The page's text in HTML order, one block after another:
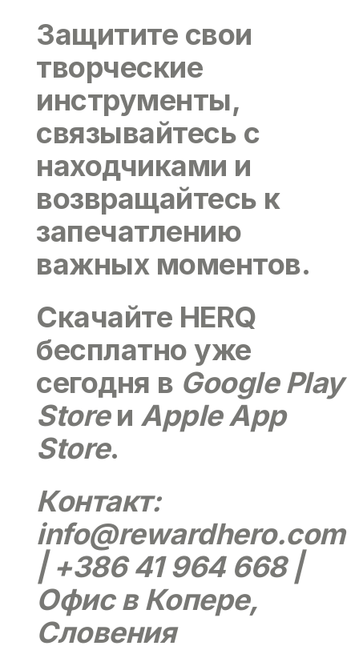
Защитите свои
творческие
инструменты,
связывайтесь с
находчиками и
возвращайтесь к
запечатлению
важных моментов.
Скачайте HERQ
бесплатно уже
сегодня в Google Play
Storeи Apple App
Store.
Контакт:
info@rewardhero.com
| +386 41 964 668 |
Офис в Копере,
Словения